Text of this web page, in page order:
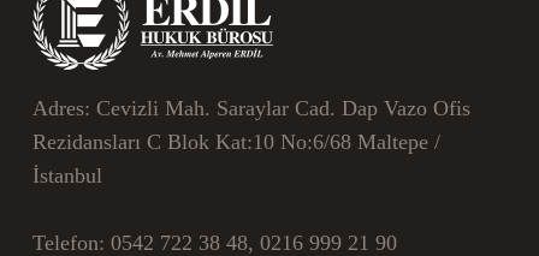
Adres: Cevizli Mah. Saraylar Cad. Dap Vazo Ofis
Rezidansları C Blok Kat:10 No:6/68 Maltepe /
İstanbul
Telefon: 0542 722 38 48, 0216 999 21 90